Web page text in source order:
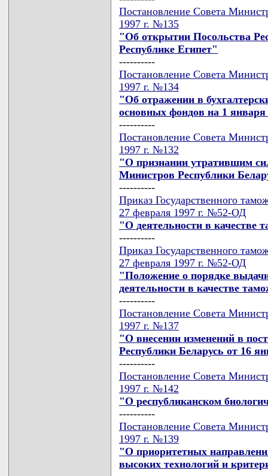
Постановление Совета
1997 г. №135
"Об открытии Посольства
Республике Египет"
----------
Постановление Совета
1997 г. №134
"Об отражении в
основных фондов на 1 января
----------
Постановление Совета
1997 г. №132
"О признании утратившим
Министров Республики
----------
Приказ Государственного
27 февраля 1997 г. №52-ОД
"О деятельности в качестве
----------
Приказ Государственного
27 февраля 1997 г. №52-ОД
"Положение о порядке
деятельности в качестве
----------
Постановление Совета
1997 г. №137
"О внесении изменений в
Республики Беларусь от 16
----------
Постановление Совета
1997 г. №142
"О республиканском
----------
Постановление Совета
1997 г. №139
"О приоритетных
высоких технологий и